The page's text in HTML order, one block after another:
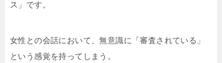
ス」です。
女性との会話において、無意識に「審査されている」
という感覚を持ってしまう。